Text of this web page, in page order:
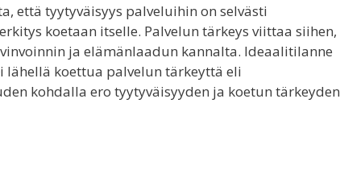
että tyytyväisyys palveluihin on selvästi
koetaan itselle. Palvelun tärkeys viittaa siihen,
ja elämänlaadun kannalta. Ideaalitilanne
lähellä koettua palvelun tärkeyttä eli
kohdalla ero tyytyväisyyden ja koetun tärkeyden